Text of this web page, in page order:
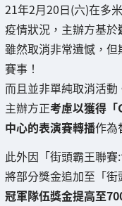
21年2月20日(六)在多
疫情狀況，主辦方基於
雖然取消非常遺憾，
賽事！
而且並非單純取消活動
主辦方正考慮以獲得「
中心的表演賽轉播作為
此外因「街頭霸王聯
將部分獎金追加至「街
冠軍隊伍獎金提高至